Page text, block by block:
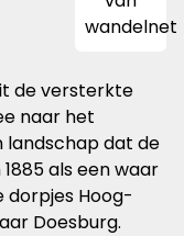
de versterkte
naar het
landschap dat de
als een waar
dorpjes Hoog-
Doesburg.